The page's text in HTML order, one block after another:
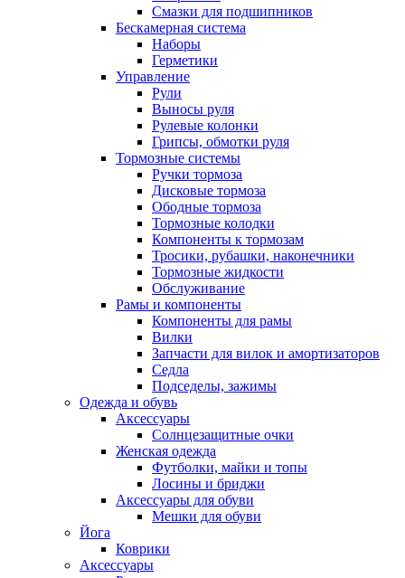
Смазки для подшипников
Бескамерная система
Наборы
Герметики
Управление
Рули
Выносы руля
Рулевые колонки
Грипсы, обмотки руля
Тормозные системы
Ручки тормоза
Дисковые тормоза
Ободные тормоза
Тормозные колодки
Компоненты к тормозам
Тросики, рубашки, наконечники
Тормозные жидкости
Обслуживание
Рамы и компоненты
Компоненты для рамы
Вилки
Запчасти для вилок и амортизаторов
Седла
Подседелы, зажимы
Одежда и обувь
Аксессуары
Солнцезащитные очки
Женская одежда
Футболки, майки и топы
Лосины и бриджи
Аксессуары для обуви
Мешки для обуви
Йога
Коврики
Аксессуары